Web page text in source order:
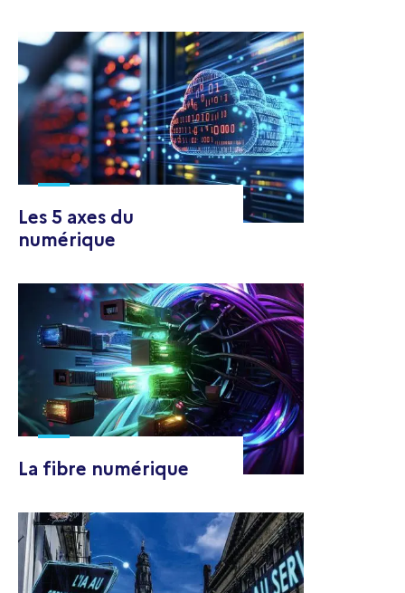
Les 5 axes du
numérique
La fibre numérique